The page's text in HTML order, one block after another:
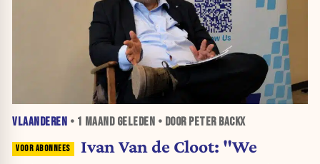
VLAANDEREN • 1 MAANDGELEDEN • DOOR PETER BACKX
Ivan Van de Cloot: "We